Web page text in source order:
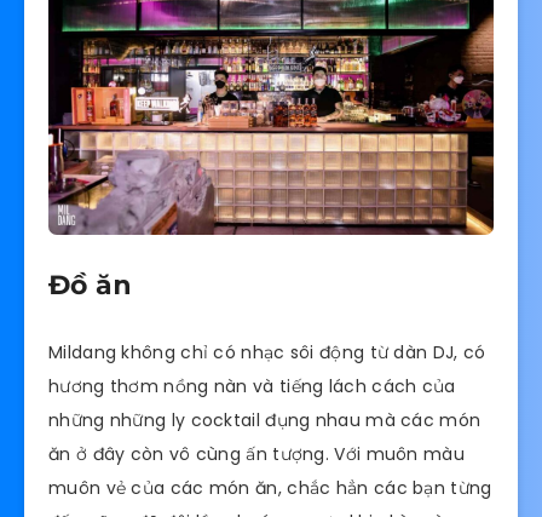
Đồ ăn
Mildang không chỉ có nhạc sôi động từ dàn DJ, có
hương thơm nồng nàn và tiếng lách cách của
những những ly cocktail đụng nhau mà các món
ăn ở đây còn vô cùng ấn tượng. Với muôn màu
muôn vẻ của các món ăn, chắc hẳn các bạn từng